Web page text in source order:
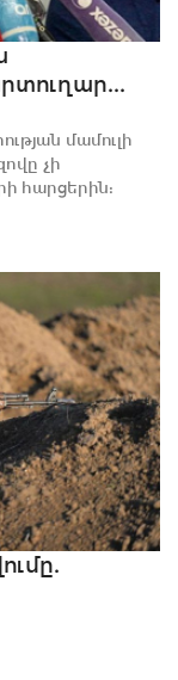
մամուլի
չի
հարցերին: